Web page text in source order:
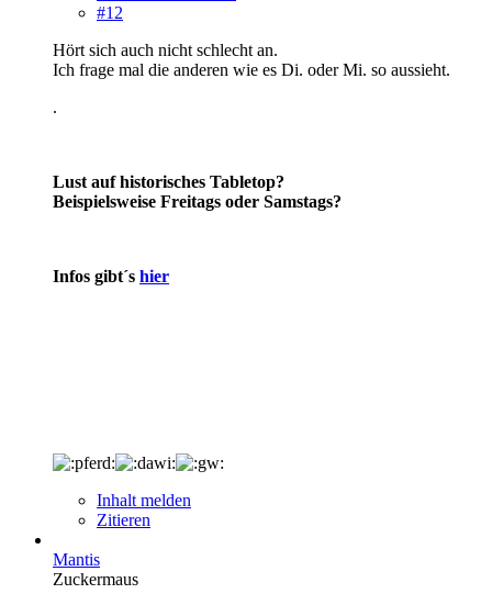
#12
Hört sich auch nicht schlecht an.
Ich frage mal die anderen wie es Di. oder Mi. so aussieht.
.
Lust auf historisches Tabletop?
Beispielsweise Freitags oder Samstags?
Infos gibt´s hier
Inhalt melden
Zitieren
Mantis
Zuckermaus